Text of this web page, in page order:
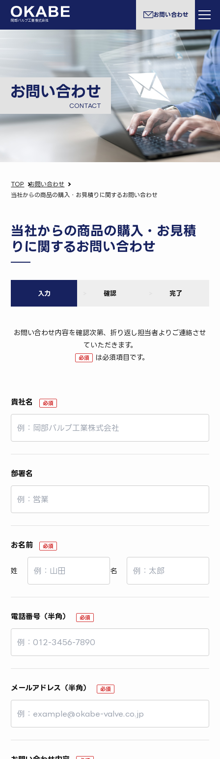
岡部バルブ工業株式会社
お問い合わせ
お問い合わせ
CONTACT
TOP
お問い合わせ
当社からの商品の購入・お見積りに関するお問い合わせ
当社からの商品の購入・お見積
りに関するお問い合わせ
入力 確認 完了
お問い合わせ内容を確認次第、折り返し担当者よりご連絡させ
ていただきます。
必須 は必須項目です。
貴社名 必須
部署名
お名前 必須
姓 名
電話番号（半角） 必須
メールアドレス（半角） 必須